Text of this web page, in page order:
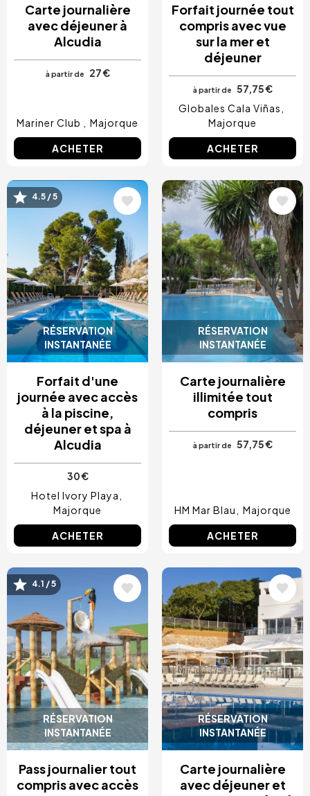
Carte journalière
avec déjeuner à
Alcudia
à partir de 27 €
Mariner Club Majorque
ACHETER
Forfait journée tout
compris avec vue
sur la mer et
déjeuner
à partir de
57,75 €
Globales Cala Viñas
Majorque
ACHETER
RÉSERVATION
INSTANTANÉE
Image
4.5 / 5
Forfait d'une
journée avec accès
à la piscine,
déjeuner et spa à
Alcudia
30 €
Hotel Ivory Playa
Majorque
ACHETER
RÉSERVATION
INSTANTANÉE
Image
Carte journalière
illimitée tout
compris
à partir de 57,75 €
HM Mar Blau Majorque
ACHETER
RÉSERVATION
INSTANTANÉE
Image
4.1 / 5
Pass journalier tout
compris avec accès
RÉSERVATION
INSTANTANÉE
Image
Carte journalière
avec déjeuner et